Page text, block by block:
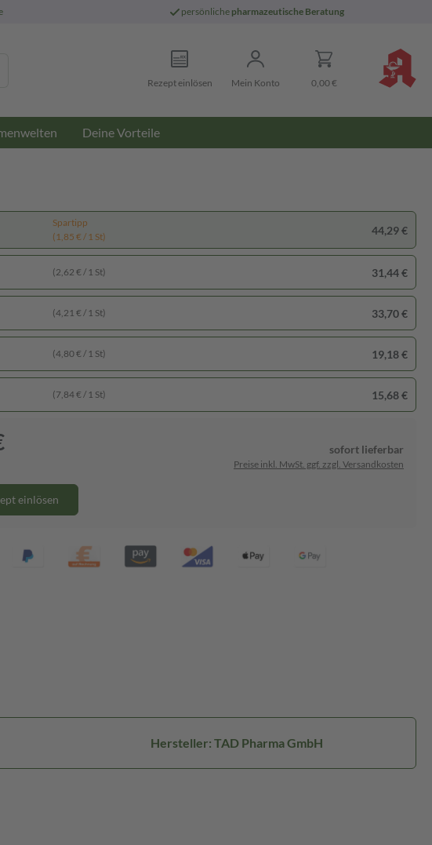
persönliche pharmazeutische Beratung
Rezept einlösen Mein Konto 0,00 €
Deine Vorteile
Spartipp
(1,85 € / 1 St)
44,29 €
(2,62 € / 1 St) 31,44 €
(4,21 € / 1 St) 33,70 €
(4,80 € / 1 St) 19,18 €
(7,84 € / 1 St) 15,68 €
sofort lieferbar
Preise inkl. MwSt. ggf. zzgl. Versandkosten
einlösen
Hersteller: TAD Pharma GmbH